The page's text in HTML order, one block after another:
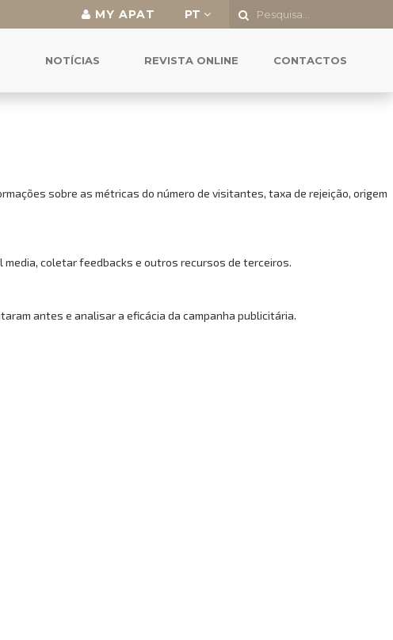
acesso a todas as funcionalidades.
sobre as métricas do número de visitantes, taxa de rejeição, origem
coletar feedbacks e outros recursos de terceiros.
antes e analisar a eficácia da campanha publicitária.
MY APAT PT
NOTÍCIAS REVISTA ONLINE CONTACTOS